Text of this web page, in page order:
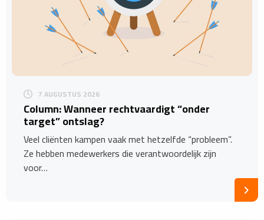
7 AUGUSTUS 2026
Column: Wanneer rechtvaardigt “onder
target” ontslag?
Veel cliënten kampen vaak met hetzelfde “probleem”.
Ze hebben medewerkers die verantwoordelijk zijn
voor…